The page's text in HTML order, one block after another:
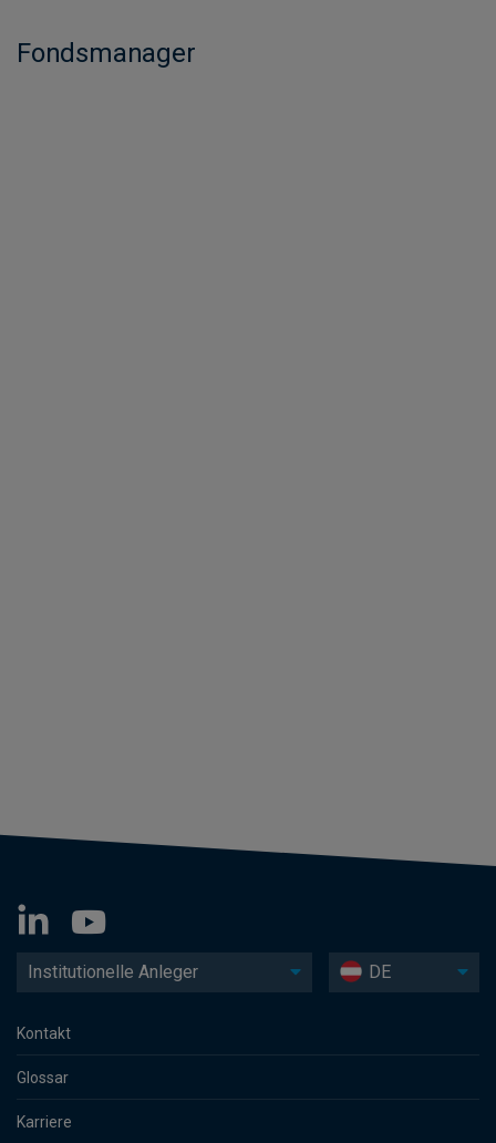
Fondsmanager​​​​​​​​​​​​​​​​​​​​
Institutionelle Anleger DE
Kontakt
Glossar
Karriere